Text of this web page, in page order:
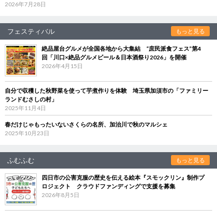
2026年7月28日
フェスティバル もっと見る
絶品屋台グルメが全国各地から大集結 “庶民派食フェス”第4
回「川口×絶品グルメビール＆日本酒祭り2026」を開催
2026年4月15日
自分で収穫した秋野菜を使って芋煮作りを体験 埼玉県加須市の「ファミリー
ランドむさしの村」
2025年11月4日
春だけじゃもったいないさくらの名所、加治川で秋のマルシェ
2025年10月23日
ふむふむ もっと見る
四日市の公害克服の歴史を伝える絵本『スモックリン』制作プ
ロジェクト クラウドファンディングで支援を募集
2026年8月5日